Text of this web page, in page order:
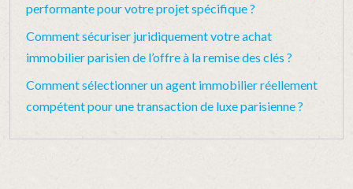
performante pour votre projet spécifique ?
Comment sécuriser juridiquement votre achat
immobilier parisien de l’offre à la remise des clés ?
Comment sélectionner un agent immobilier réellement
compétent pour une transaction de luxe parisienne ?